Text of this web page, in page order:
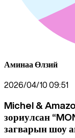
Аминаа Өлзий
2026/04/10 09:51
Michel &
зориулсан
загварын шоу